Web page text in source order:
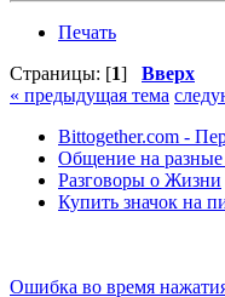
Печать
Страницы: [1] Вверх
« предыдущая тема
Bittogether.com -
Общение на
Разговоры о Жизни
Купить значок на
Ошибка во время